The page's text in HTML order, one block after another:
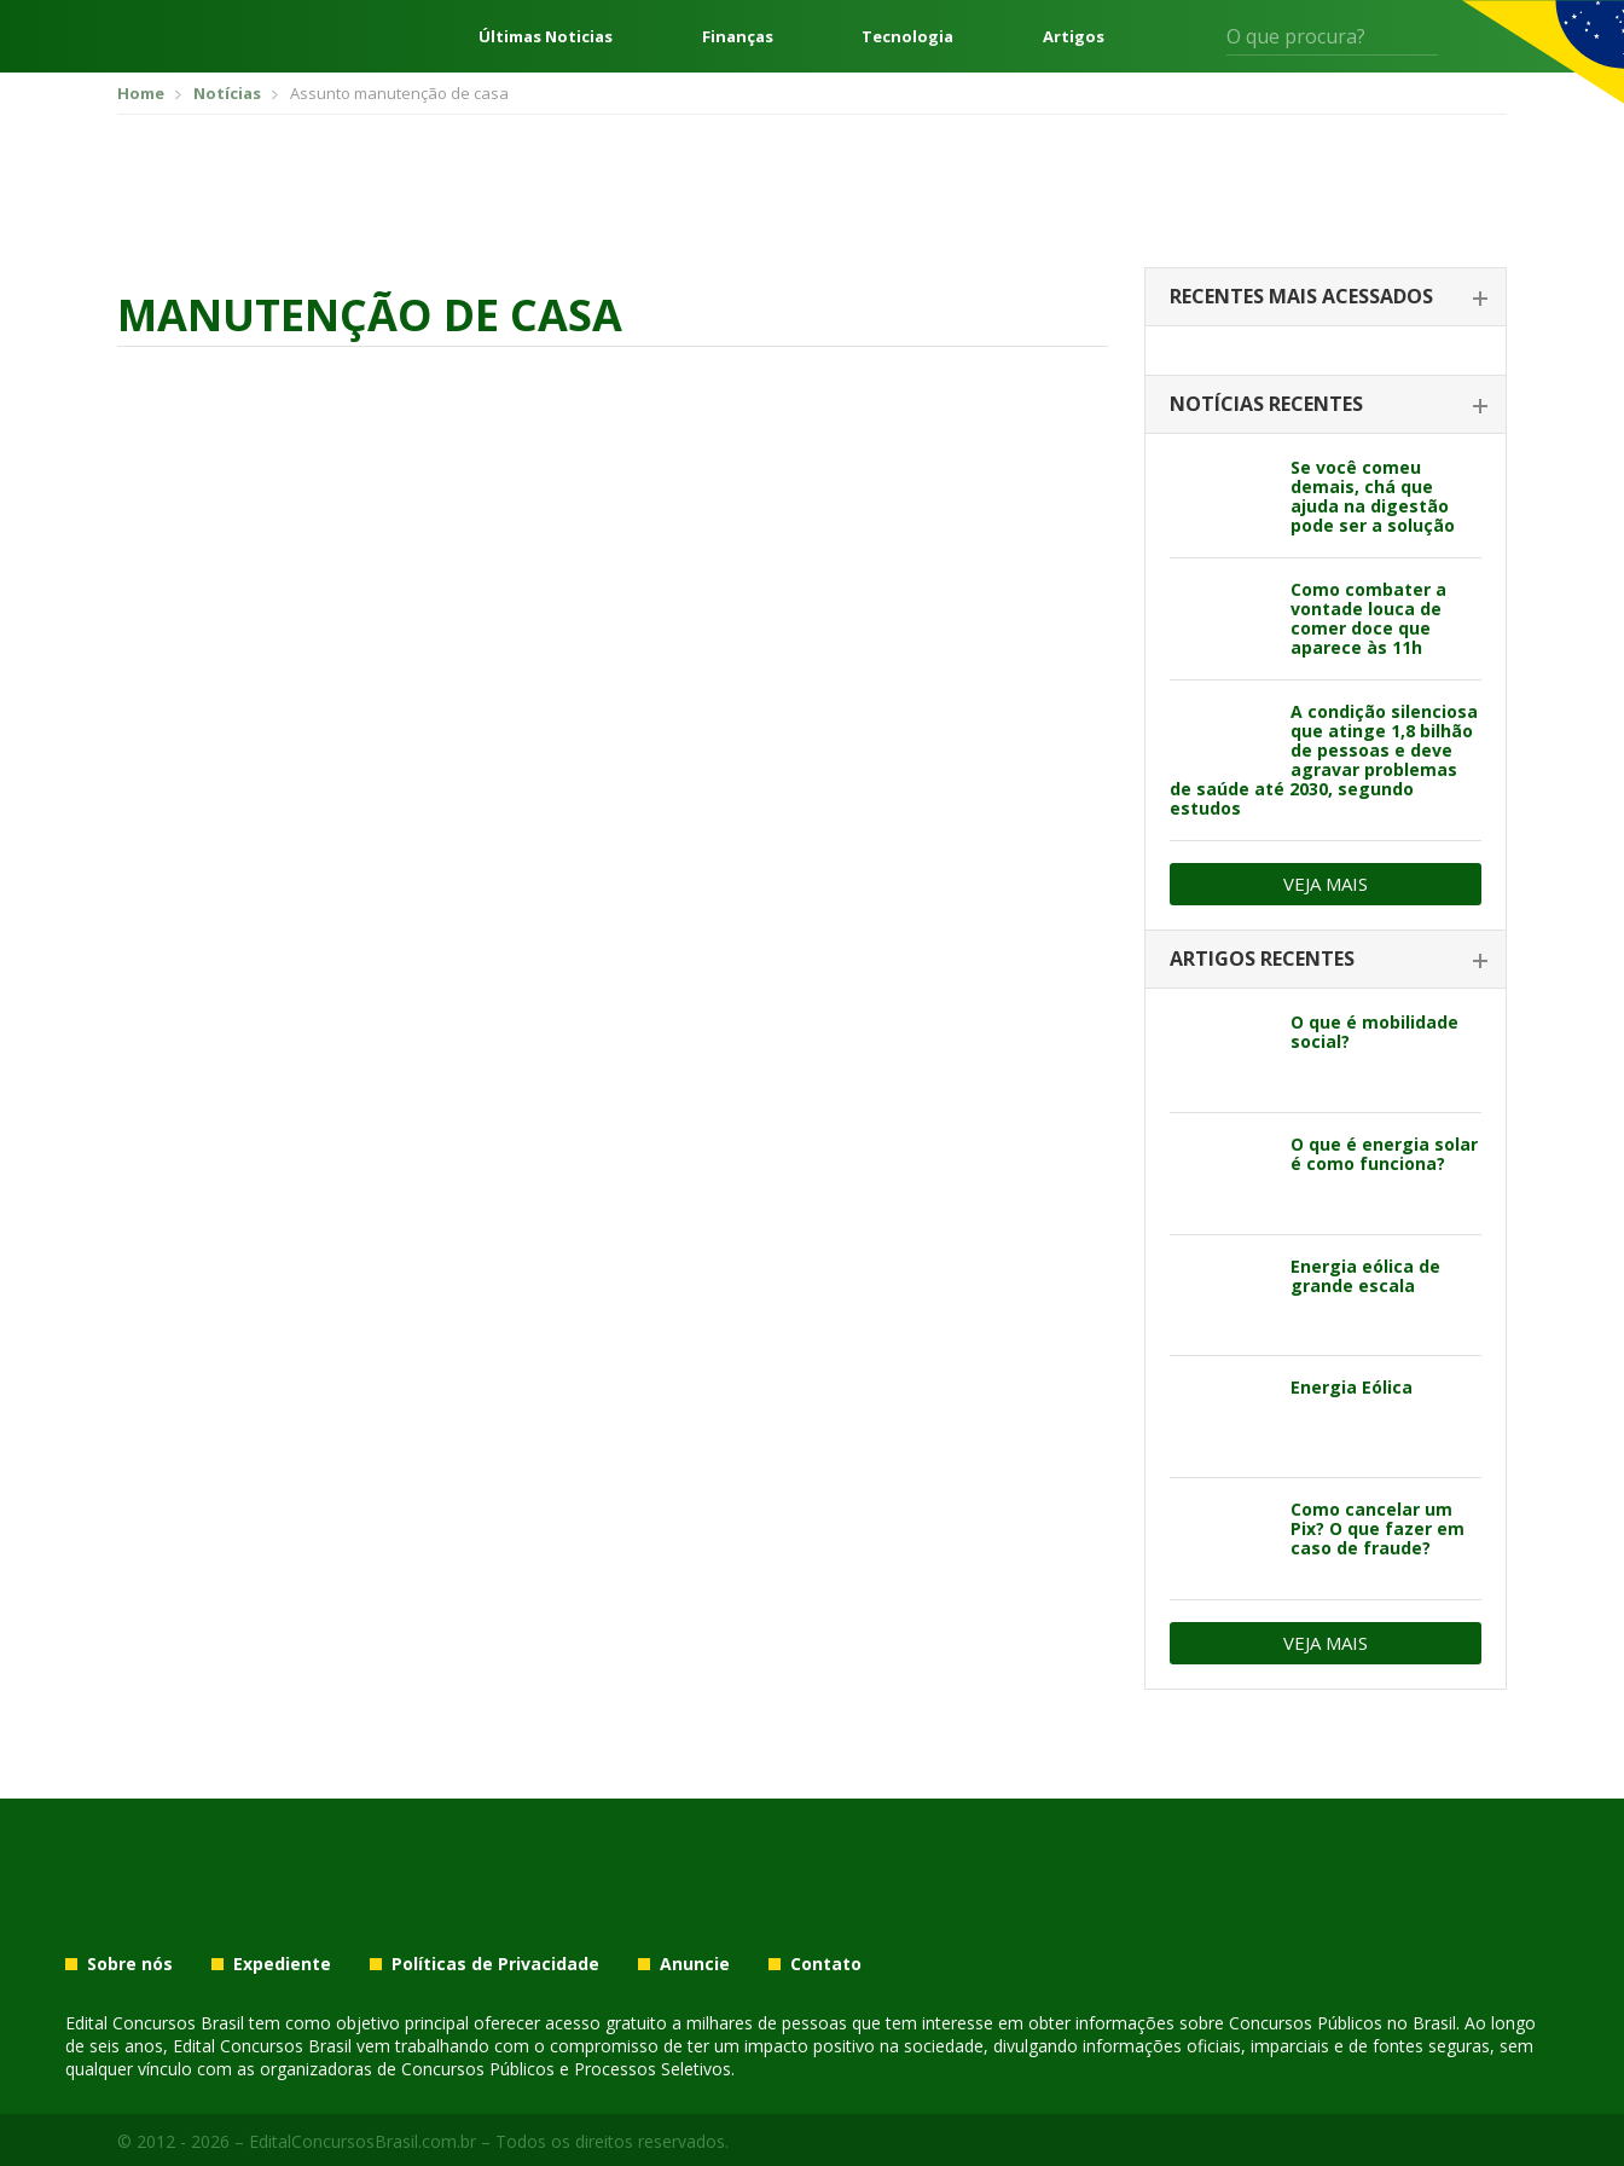
Últimas Noticias Finanças Tecnologia Artigos
Home Notícias Assunto manutenção de casa
MANUTENÇÃO DE CASA RECENTES MAIS ACESSADOS
NOTÍCIAS RECENTES
Se você comeu
demais, chá que
ajuda na digestão
pode ser a solução
Como combater a
vontade louca de
comer doce que
aparece às 11h
A condição silenciosa
que atinge 1,8 bilhão
de pessoas e deve
agravar problemas
de saúde até 2030, segundo
estudos
VEJA MAIS
ARTIGOS RECENTES
O que é mobilidade
social?
O que é energia solar
é como funciona?
Energia eólica de
grande escala
Energia Eólica
Como cancelar um
Pix? O que fazer em
caso de fraude?
VEJA MAIS
Sobre nós Expediente Políticas de Privacidade Anuncie Contato
Edital Concursos Brasil tem como objetivo principal oferecer acesso gratuito a milhares de pessoas que tem interesse em obter informações sobre Concursos Públicos no Brasil. Ao longo
de seis anos, Edital Concursos Brasil vem trabalhando com o compromisso de ter um impacto positivo na sociedade, divulgando informações oficiais, imparciais e de fontes seguras, sem
qualquer vínculo com as organizadoras de Concursos Públicos e Processos Seletivos.
© 2012 - 2026 – EditalConcursosBrasil.com.br – Todos os direitos reservados.